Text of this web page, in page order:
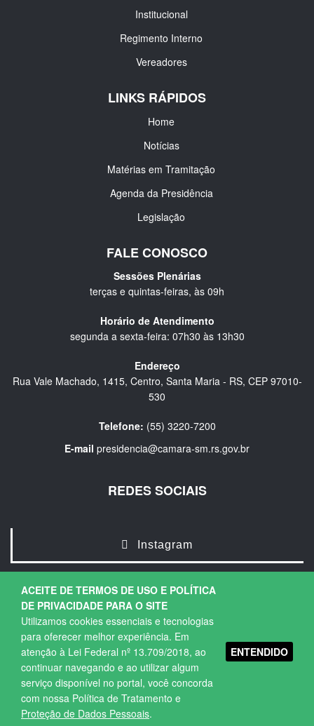
ACEITE DE TERMOS DE USO E POLÍTICA
DE PRIVACIDADE PARA O SITE
Utilizamos cookies essenciais e tecnologias
para oferecer melhor experiência. Em
atenção à Lei Federal nº 13.709/2018, ao
continuar navegando e ao utilizar algum
serviço disponível no portal, você concorda
com nossa Política de Tratamento e
Proteção de Dados Pessoais.
ENTENDIDO
Institucional
Regimento Interno
Vereadores
LINKS RÁPIDOS
Home
Notícias
Matérias em Tramitação
Agenda da Presidência
Legislação
FALE CONOSCO
Sessões Plenárias
terças e quintas-feiras, às 09h
Horário de Atendimento
segunda a sexta-feira: 07h30 às 13h30
Endereço
Rua Vale Machado, 1415, Centro, Santa Maria - RS, CEP 97010-
530
Telefone: (55) 3220-7200
E-mail presidencia@camara-sm.rs.gov.br
REDES SOCIAIS
Instagram
Copyright © 2026. Todos os direitos Reservados.
Política de Privacidade |Termos de Uso